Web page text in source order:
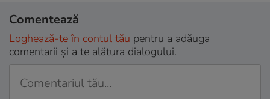
Comentează
Loghează-te în contul tău pentru a adăuga
comentarii și a te alătura dialogului.